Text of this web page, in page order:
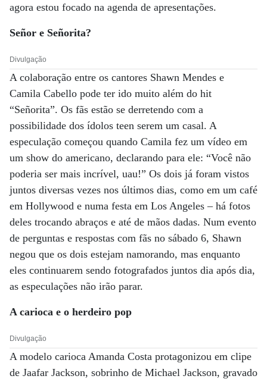
agora estou focado na agenda de apresentações.
Señor e Señorita?
Divulgação
A colaboração entre os cantores Shawn Mendes e
Camila Cabello pode ter ido muito além do hit
“Señorita”. Os fãs estão se derretendo com a
possibilidade dos ídolos teen serem um casal. A
especulação começou quando Camila fez um vídeo em
um show do americano, declarando para ele: “Você não
poderia ser mais incrível, uau!” Os dois já foram vistos
juntos diversas vezes nos últimos dias, como em um café
em Hollywood e numa festa em Los Angeles – há fotos
deles trocando abraços e até de mãos dadas. Num evento
de perguntas e respostas com fãs no sábado 6, Shawn
negou que os dois estejam namorando, mas enquanto
eles continuarem sendo fotografados juntos dia após dia,
as especulações não irão parar.
A carioca e o herdeiro pop
Divulgação
A modelo carioca Amanda Costa protagonizou em clipe
de Jaafar Jackson, sobrinho de Michael Jackson, gravado